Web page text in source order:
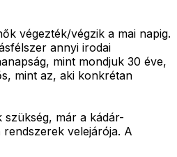
végezték/végzik a mai napig.
annyi irodai
mint mondjuk 30 éve,
mint az, aki konkrétan
szükség, már a kádár-
velejárója. A